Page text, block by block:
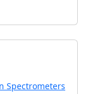
Spectrometers